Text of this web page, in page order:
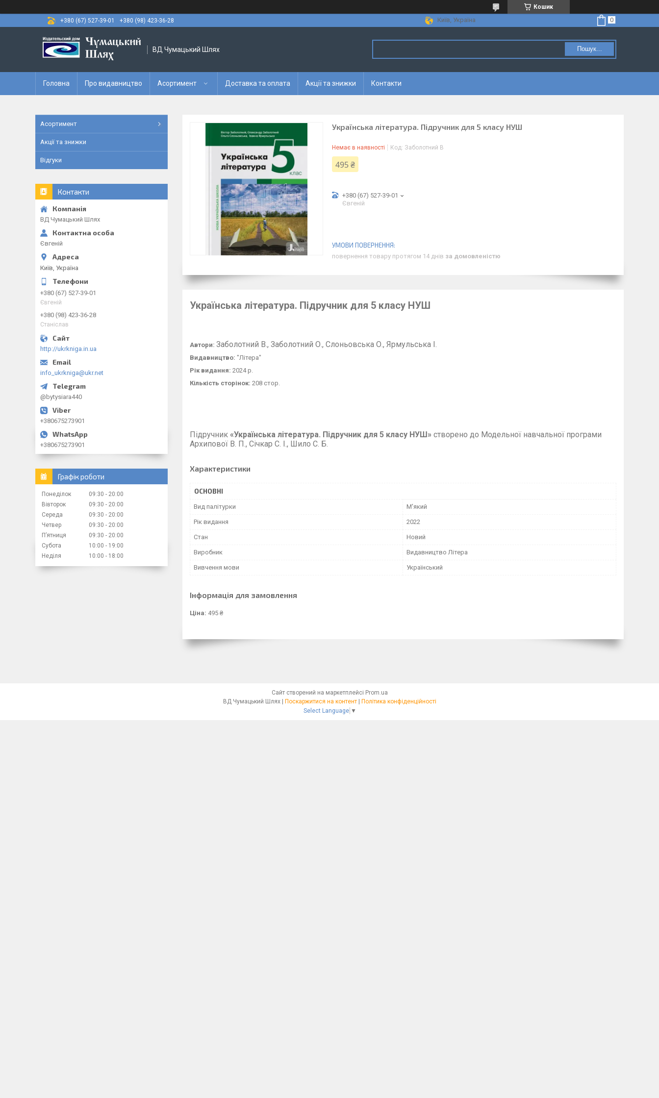
Кошик
+380 (67) 527-39-01
+380 (98) 423-36-28 Київ, Україна
ВД Чумацький Шлях Пошук...
Головна Про видавництво Асортимент Доставка та оплата Акції та знижки Контакти
Українська література. Підручник для 5 класу НУШ
Немає в наявності Код: Заболотний В
495 ₴
+380 (67) 527-39-01
Євгеній
повернення товару протягом 14 днів за домовленістю
Українська література. Підручник для 5 класу НУШ
Автори: Заболотний В., Заболотний О., Слоньовська О., Ярмульська І.
Видавництво: "Літера"
Рік видання: 2024 р.
Кількість сторінок: 208 стор.
Підручник «Українська література. Підручник для 5 класу НУШ » створено до Модельної навчальної програми
Архипової В. П., Січкар С. І., Шило С. Б.
Характеристики
ОСНОВНІ
Вид палітурки М'який
Рік видання 2022
Стан Новий
Виробник Видавництво Літера
Вивчення мови Український
Інформація для замовлення
Ціна: 495 ₴
Асортимент
Акції та знижки
Відгуки
Контакти
ВД Чумацький Шлях
Євгеній
Київ, Україна
+380 (67) 527-39-01
Євгеній
+380 (98) 423-36-28
Станіслав
http://ukrkniga.in.ua
info_ukrkniga@ukr.net
@bytysiara440
+380675273901
+380675273901
Графік роботи
Понеділок 09:30
20:00
Вівторок
09:30
20:00
Середа
09:30
20:00
Четвер
09:30
20:00
Пʼятниця
09:30
20:00
Субота
10:00
19:00
Неділя
10:00 18:00
Сайт створений на маркетплейсі Prom.ua
Поскаржитися на контент
Політика конфіденційності
Select Language ▼